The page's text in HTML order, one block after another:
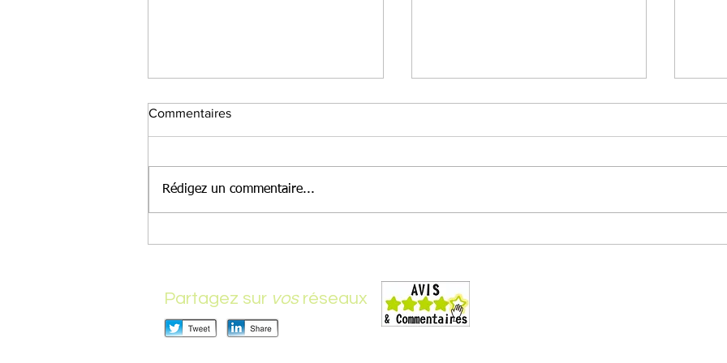
Commentaires
Rédigez un commentaire...
Partagez sur vos réseaux